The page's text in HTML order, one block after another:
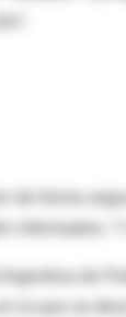
de forma
de
la que se